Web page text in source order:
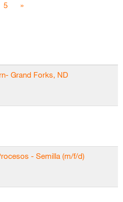
5 »
Grand Forks, ND
- Semilla (m/f/d)